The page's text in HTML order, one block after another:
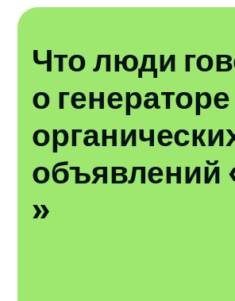
Что люди
о генераторе
объявлений
»